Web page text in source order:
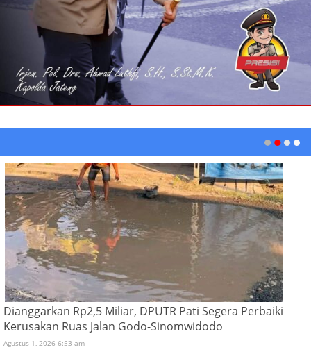
Dianggarkan Rp2,5 Miliar, DPUTR Pati Segera Perbaiki
Kerusakan Ruas Jalan Godo-Sinomwidodo
Agustus 1, 2026 6:53 am